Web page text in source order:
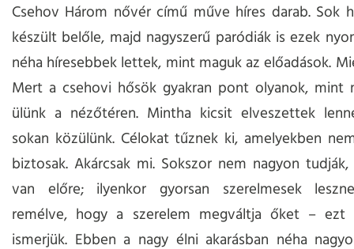
Csehov Három nővér című műve híres darab. Sok
készült belőle, majd nagyszerű paródiák is ezek
néha híresebbek lettek, mint maguk az előadások.
Mert a csehovi hősök gyakran pont olyanok, mint
ülünk a nézőtéren. Mintha kicsit elveszettek
sokan közülünk. Célokat tűznek ki, amelyekben
biztosak. Akárcsak mi. Sokszor nem nagyon
van előre; ilyenkor gyorsan szerelmesek
remélve, hogy a szerelem megváltja őket –
ismerjük. Ebben a nagy élni akarásban néha